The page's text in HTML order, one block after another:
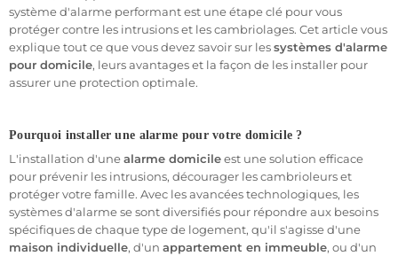
Les cambriolages et tentatives d'intrusion sont des
préoccupations croissantes dans de nombreuses régions. Un
logement sans système de sécurité est une cible beaucoup plus
vulnérable pour les cambrioleurs. Installer unealarme pour
domicileest une mesure de précaution nécessaire, que vous
rapidement toute activité suspecte et permettre une intervention
rapide en cas d'alerte.
Pourquoi installer une alarme pour domicile ?
Les systèmes d’alarme sont devenus indispensables pour
dissuader les cambrioleurs. Les statistiques montrent que les
système d'alarme performant est une étape clé pour vous
protéger contre les intrusions et les cambriolages. Cet article vous
explique tout ce que vous devez savoir sur lessystèmes d'alarme
pour domicile, leurs avantages et la façon de les installer pour
assurer une protection optimale.
Pourquoi installer une alarme pour votre domicile ?
L'installation d'unealarme domicileest une solution efficace
pour prévenir les intrusions, décourager les cambrioleurs et
protéger votre famille. Avec les avancées technologiques, les
systèmes d'alarme se sont diversifiés pour répondre aux besoins
spécifiques de chaque type de logement, qu'il s'agisse d'une
maison individuelle, d'un appartement en immeuble, ou d'un